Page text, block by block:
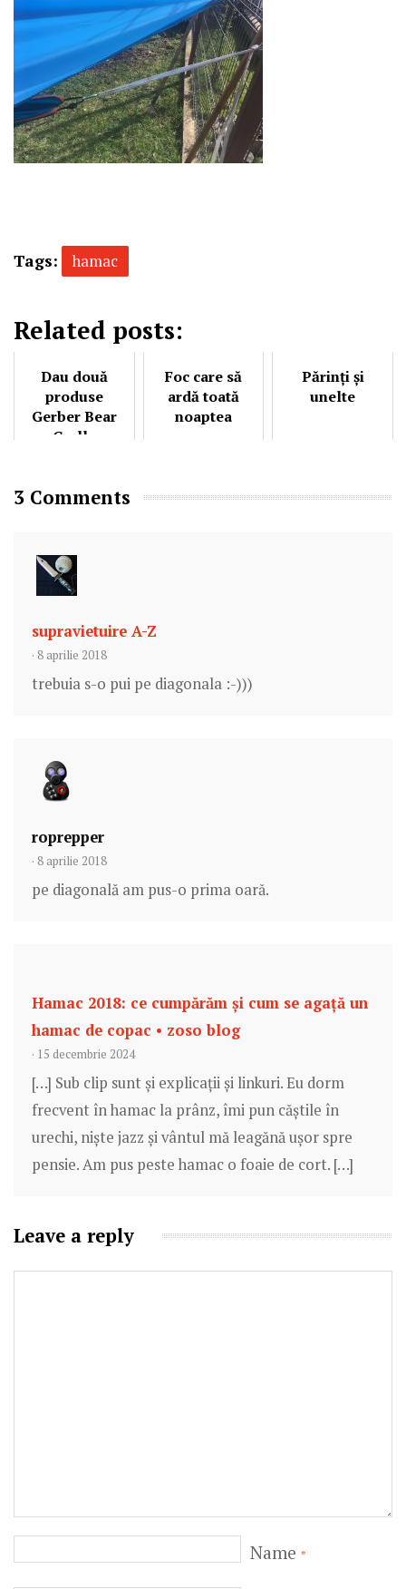
Tags: hamac
Related posts:
Dau două
produse
Gerber Bear
Grylls
Foc care să
ardă toată
noaptea
Părinți și
unelte
3 Comments
supravietuire A-Z
· 8 aprilie 2018
trebuia s-o pui pe diagonala :-)))
roprepper
· 8 aprilie 2018
pe diagonală am pus-o prima oară.
Hamac 2018: ce cumpărăm și cum se agață un
hamac de copac • zoso blog
· 15 decembrie 2024
[…] Sub clip sunt și explicații și linkuri. Eu dorm
frecvent în hamac la prânz, îmi pun căștile în
urechi, niște jazz și vântul mă leagănă ușor spre
pensie. Am pus peste hamac o foaie de cort. […]
Leave a reply
Name *